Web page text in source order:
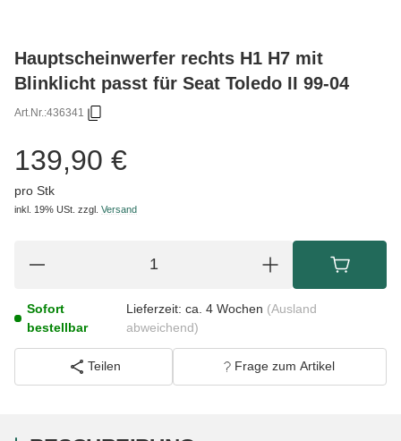
Hauptscheinwerfer rechts H1 H7 mit
Blinklicht passt für Seat Toledo II 99-04
Art.Nr.:436341
139,90 €
pro Stk
inkl. 19% USt. zzgl. Versand
Sofort
bestellbar
Lieferzeit: ca. 4 Wochen (Ausland
abweichend)
Teilen Frage zum Artikel